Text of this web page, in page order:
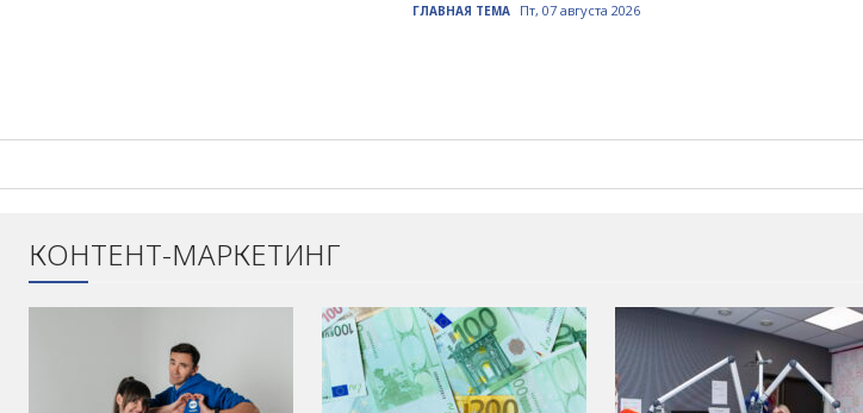
ГЛАВНАЯ ТЕМА Пт, 07 августа 2026
КОНТЕНТ-МАРКЕТИНГ